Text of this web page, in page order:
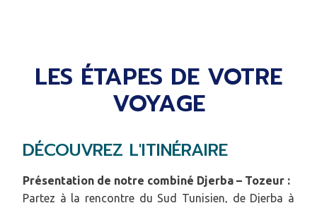
LES ÉTAPES DE VOTRE
VOYAGE
DÉCOUVREZ L'ITINÉRAIRE
Présentation de notre combiné Djerba – Tozeur :
Partez à la rencontre du Sud Tunisien, de Djerba à